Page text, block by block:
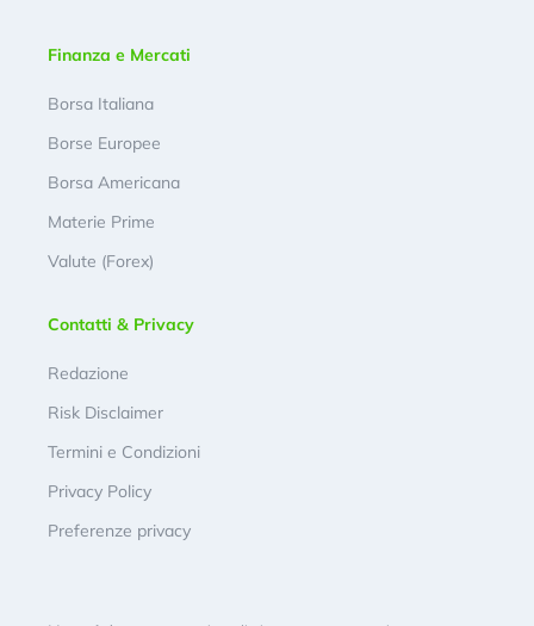
Finanza e Mercati
Borsa Italiana
Borse Europee
Borsa Americana
Materie Prime
Valute (Forex)
Contatti & Privacy
Redazione
Risk Disclaimer
Termini e Condizioni
Privacy Policy
Preferenze privacy